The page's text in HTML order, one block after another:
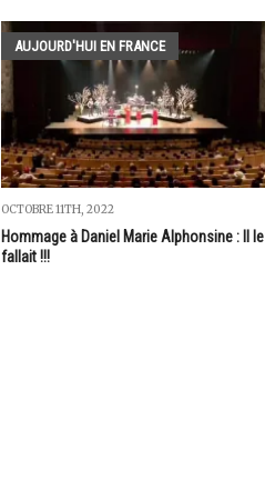
AUJOURD'HUI EN FRANCE
OCTOBRE 11TH, 2022
Hommage à Daniel Marie Alphonsine : Il le
fallait !!!